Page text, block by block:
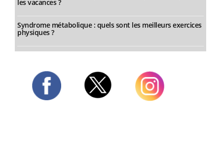
les vacances ?
Syndrome métabolique : quels sont les meilleurs exercices
physiques ?